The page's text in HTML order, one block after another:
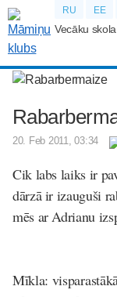
RU EE
Vecāku skola
20. Feb 2011, 03:34
Cik labs laiks ir
dārzā ir izauguši
mēs ar Adrianu
Mīkla: